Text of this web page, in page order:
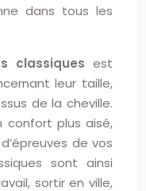
dans tous les
classiques est
leur taille,
de la cheville.
confort plus aisé,
de vos
sont ainsi
sortir en ville,